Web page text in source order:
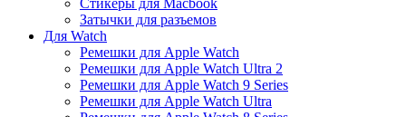
Стикеры для Macbook
Затычки для разъемов
Для Watch
Ремешки для Apple Watch
Ремешки для Apple Watch Ultra 2
Ремешки для Apple Watch 9 Series
Ремешки для Apple Watch Ultra